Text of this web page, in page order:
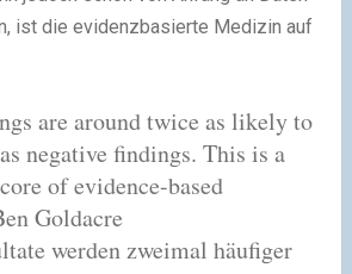
ist die evidenzbasierte Medizin auf
are around twice as likely to
negative findings. This is a
of evidence-based
Goldacre
werden zweimal häufiger